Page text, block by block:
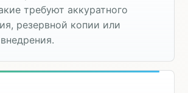
требуют аккуратного
резервной копии или